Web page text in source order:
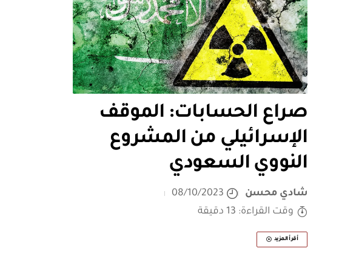
صراع الحسابات: الموقف
الإسرائيلي من المشروع
النووي السعودي
شادي محسن
08/10/2023
وقت القراءة: 13 دقيقة
أقرأ المزيد